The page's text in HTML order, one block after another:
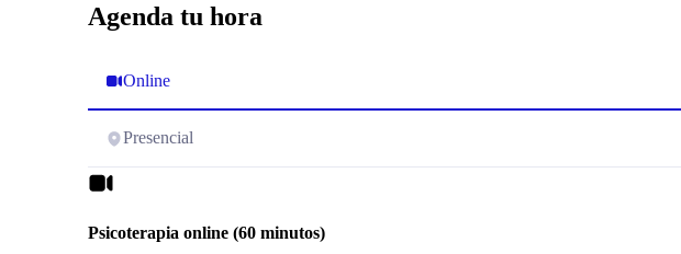
Agenda tu hora
Online
Presencial
Psicoterapia online (60 minutos)